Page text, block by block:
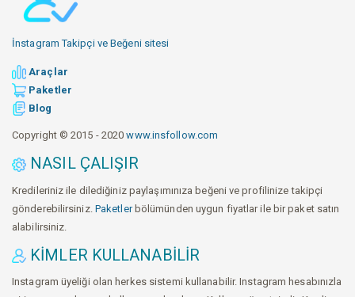
İnstagram Takipçi ve Beğeni sitesi
Araçlar
Paketler
Blog
Copyright © 2015 - 2020www.insfollow.com
NASIL ÇALIŞIR
Kredileriniz ile dilediğiniz paylaşımınıza beğeni ve profilinize takipçi
gönderebilirsiniz. Paketlerbölümünden uygun fiyatlar ile bir paket satın
alabilirsiniz.
KIMLER KULLANABILIR
Instagram üyeliği olan herkes sistemi kullanabilir. Instagram hesabınızla